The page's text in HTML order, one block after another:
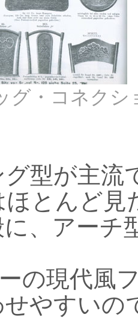
グ・コネク
型が主流
ほとんど
、アーチ
の現代風
せやすいの